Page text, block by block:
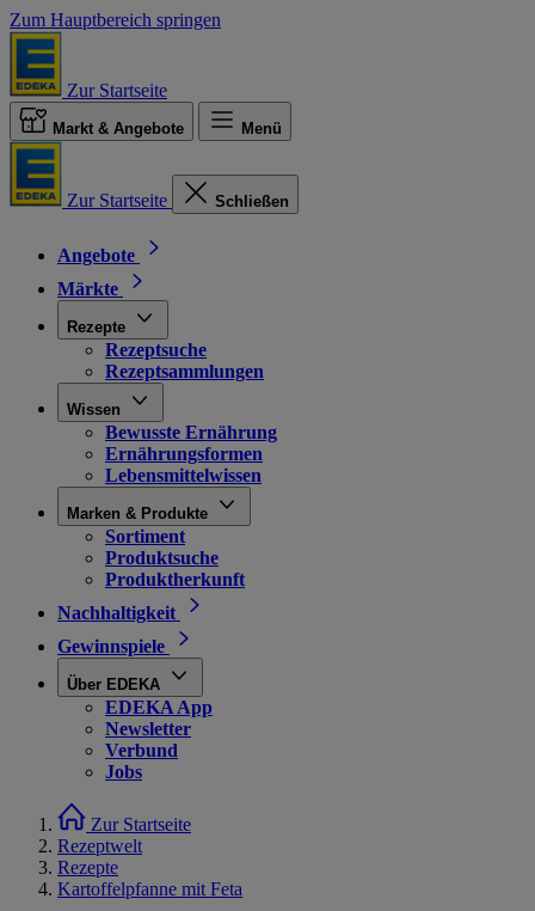
Zum Hauptbereich springen
Zur Startseite
Markt & Angebote Menü
Zur Startseite Schließen
Angebote
Märkte
Rezepte
Rezeptsuche
Rezeptsammlungen
Wissen
Bewusste Ernährung
Ernährungsformen
Lebensmittelwissen
Marken & Produkte
Sortiment
Produktsuche
Produktherkunft
Nachhaltigkeit
Gewinnspiele
Über EDEKA
EDEKA App
Newsletter
Verbund
Jobs
Zur Startseite
Rezeptwelt
Rezepte
Kartoffelpfanne mit Feta